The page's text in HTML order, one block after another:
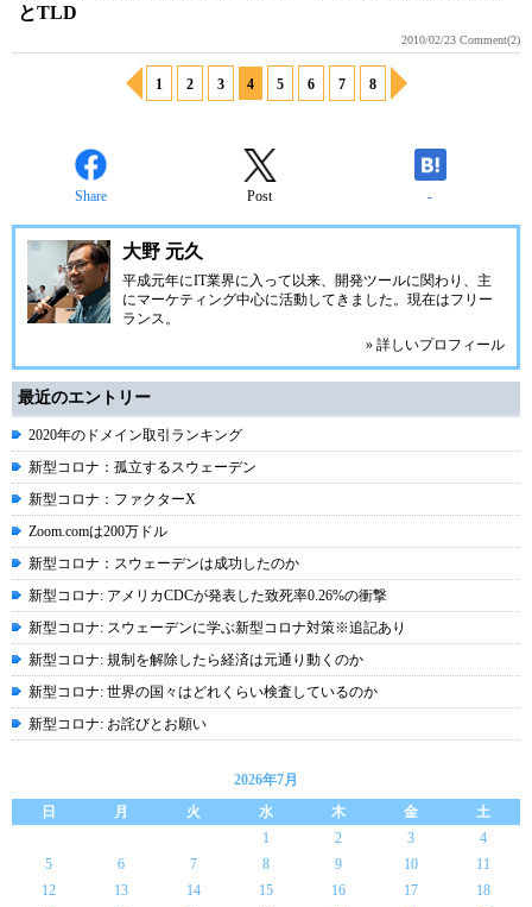
とTLD
2010/02/23 Comment(2)
1 2 3 4 5 6 7 8
Share Post -
大野 元久
平成元年にIT業界に入って以来、開発ツールに関わり、主
にマーケティング中心に活動してきました。現在はフリー
ランス。
» 詳しいプロフィール
最近のエントリー
2020年のドメイン取引ランキング
新型コロナ：孤立するスウェーデン
新型コロナ：ファクターX
Zoom.comは200万ドル
新型コロナ：スウェーデンは成功したのか
新型コロナ: アメリカCDCが発表した致死率0.26%の衝撃
新型コロナ: スウェーデンに学ぶ新型コロナ対策※追記あり
新型コロナ: 規制を解除したら経済は元通り動くのか
新型コロナ: 世界の国々はどれくらい検査しているのか
新型コロナ: お詫びとお願い
2026年7月
日
月 火 水 木 金
土
1
2 3
4
5
6 7 8 9 10
11
12
13 14 15 16 17
18